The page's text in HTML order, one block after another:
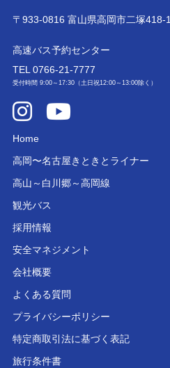
〒933-0816 富山県高岡市二塚418-1
高速バス予約センター
TEL 0766-21-7777
受付時間 9:00～17:30（土日祝12:00～13:00除く）
Home
高岡〜名古屋きときとライナー
高山～白川郷～高岡線
観光バス
採用情報
安全マネジメント
会社概要
よくある質問
プライバシーポリシー
特定商取引法に基づく表記
旅行条件書